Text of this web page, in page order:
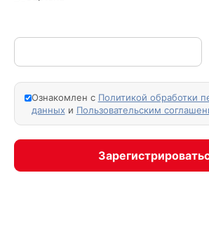
Ознакомлен с Политикой обработки
данных и Пользовательским